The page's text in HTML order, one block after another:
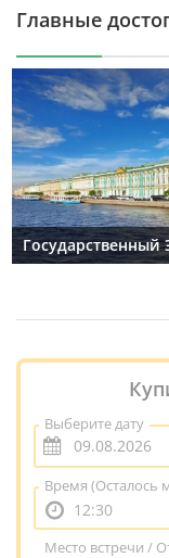
Главные
Выберите дату
Время (Осталось
12:30
Место встречи /